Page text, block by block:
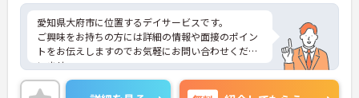
愛知県大府市に位置するデイサービスです。
ご興味をお持ちの方には詳細の情報や面接のポイン
トをお伝えしますのでお気軽にお問い合わせくださ
いませ。